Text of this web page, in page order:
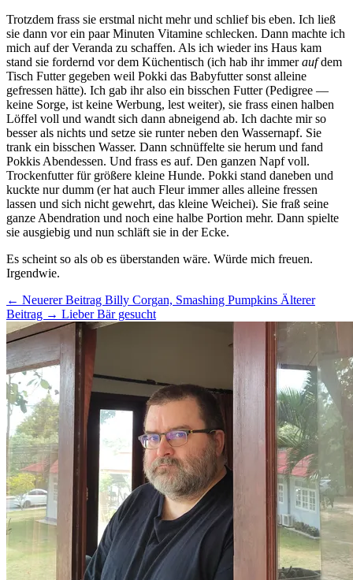
Trotzdem frass sie erstmal nicht mehr und schlief bis eben. Ich ließ
sie dann vor ein paar Minuten Vitamine schlecken. Dann machte ich
mich auf der Veranda zu schaffen. Als ich wieder ins Haus kam
stand sie fordernd vor dem Küchentisch (ich hab ihr immeraufdem
Tisch Futter gegeben weil Pokki das Babyfutter sonst alleine
gefressen hätte). Ich gab ihr also ein bisschen Futter (Pedigree —
keine Sorge, ist keine Werbung, lest weiter), sie frass einen halben
Löffel voll und wandt sich dann abneigend ab. Ich dachte mir so
besser als nichts und setze sie runter neben den Wassernapf. Sie
trank ein bisschen Wasser. Dann schnüffelte sie herum und fand
Pokkis Abendessen. Und frass es auf. Den ganzen Napf voll.
Trockenfutter für größere kleine Hunde. Pokki stand daneben und
kuckte nur dumm (er hat auch Fleur immer alles alleine fressen
lassen und sich nicht gewehrt, das kleine Weichei). Sie fraß seine
ganze Abendration und noch eine halbe Portion mehr. Dann spielte
sie ausgiebig und nun schläft sie in der Ecke.
Es scheint so als ob es überstanden wäre. Würde mich freuen.
Irgendwie.
← Neuerer Beitrag Billy Corgan, Smashing Pumpkins Älterer
Beitrag → Lieber Bär gesucht